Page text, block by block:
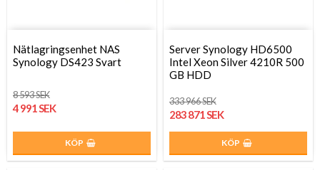
Nätlagringsenhet NAS
Synology DS423 Svart
8 593 SEK
4 991 SEK
KÖP
Server Synology HD6500
Intel Xeon Silver 4210R 500
GB HDD
333 966 SEK
283 871 SEK
KÖP